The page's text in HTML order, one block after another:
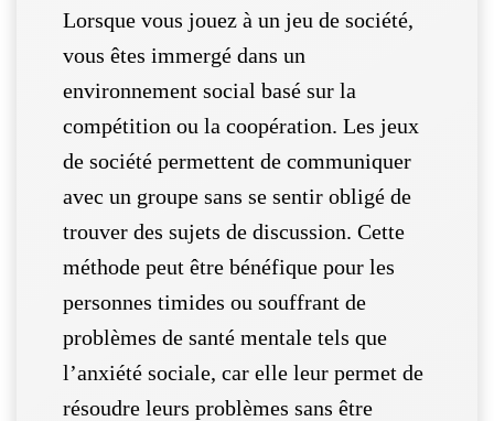
Lorsque vous jouez à un jeu de société,
vous êtes immergé dans un
environnement social basé sur la
compétition ou la coopération. Les jeux
de société permettent de communiquer
avec un groupe sans se sentir obligé de
trouver des sujets de discussion. Cette
méthode peut être bénéfique pour les
personnes timides ou souffrant de
problèmes de santé mentale tels que
l’anxiété sociale, car elle leur permet de
résoudre leurs problèmes sans être